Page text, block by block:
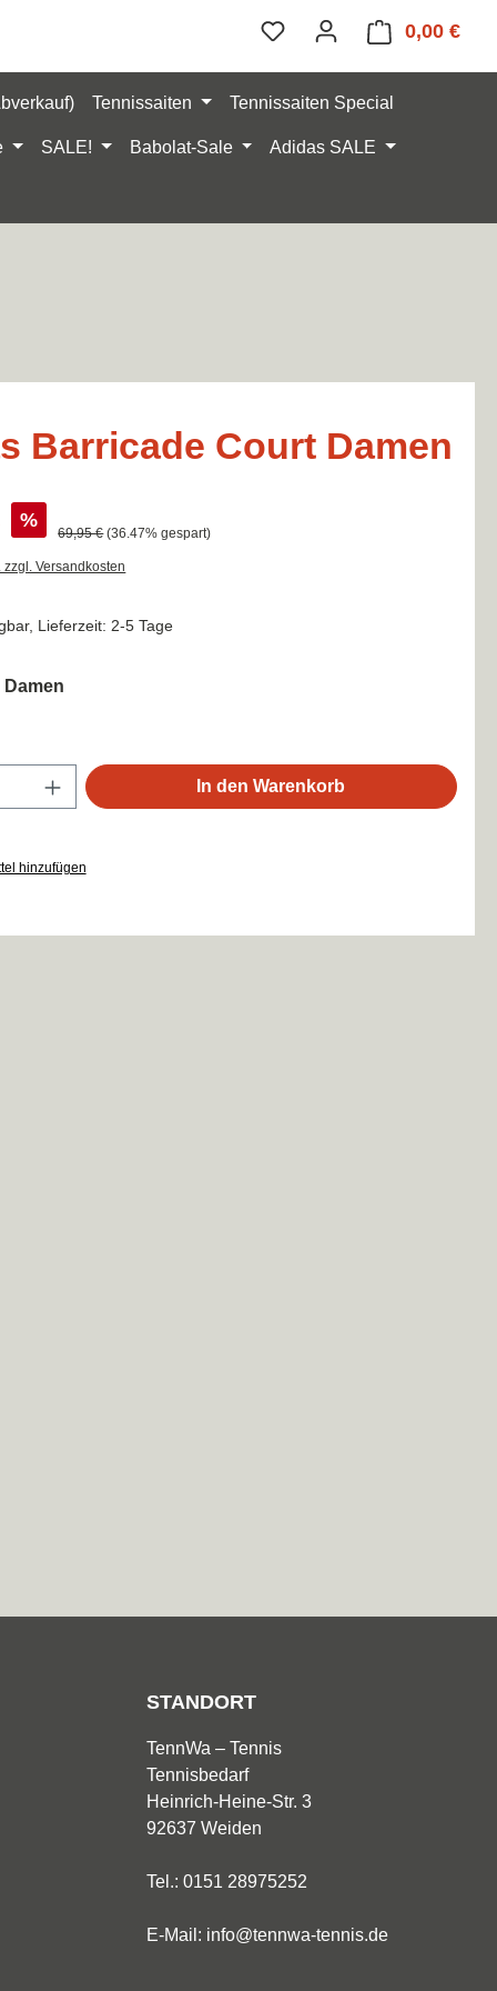
0,00 €
Tennissaiten Tennissaiten Special
SALE! Babolat-Sale Adidas SALE
Barricade Court Damen
%
Regulärer Preis:
69,95 € (36.47% gespart)
Versandkosten
Lieferzeit: 2-5 Tage
Gib den gewünschten Wert ein
In den Warenkorb
hinzufügen
STANDORT
TennWa – Tennis
Tennisbedarf
Heinrich-Heine-Str. 3
92637 Weiden
Tel.: 0151 28975252
E-Mail: info@tennwa-tennis.de